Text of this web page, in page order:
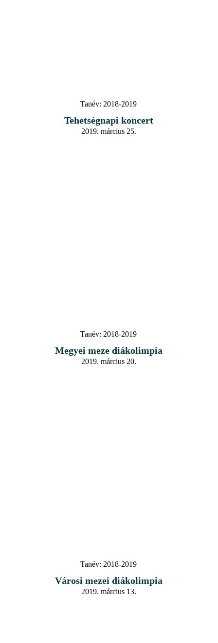
Tanév: 2018-2019
Tehetségnapi koncert
2019. március 25.
Tanév: 2018-2019
Megyei meze diákolimpia
2019. március 20.
Tanév: 2018-2019
Városi mezei diákolimpia
2019. március 13.